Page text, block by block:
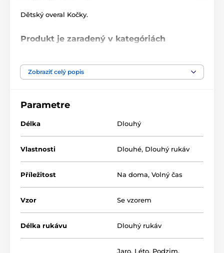
Dětský overal Kočky.
Produkt je zaradený v kategóriách
Dívčí overaly
Zobraziť celý popis
Parametre
Délka Dlouhý
Vlastnosti Dlouhé, Dlouhý rukáv
Příležitost Na doma, Volný čas
Vzor Se vzorem
Délka rukávu Dlouhý rukáv
Jaro, Léto, Podzim,